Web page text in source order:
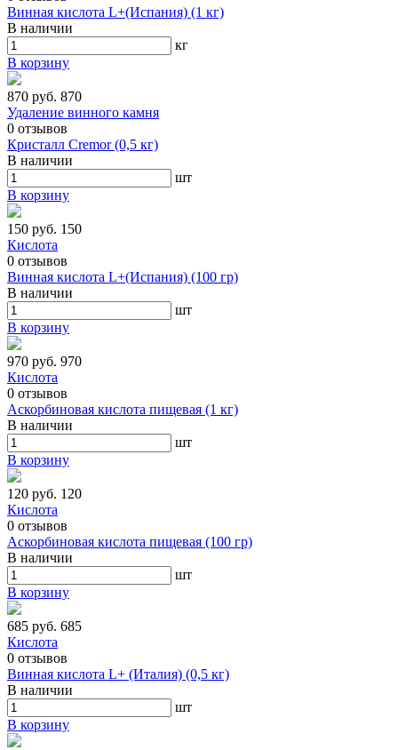
Винная кислота L+(Испания) (1 кг)
В наличии
кг
В корзину
870 руб. 870
Удаление винного камня
0 отзывов
Кристалл Cremor (0,5 кг)
В наличии
шт
В корзину
150 руб. 150
Кислота
0 отзывов
Винная кислота L+(Испания) (100 гр)
В наличии
шт
В корзину
970 руб. 970
Кислота
0 отзывов
Аскорбиновая кислота пищевая (1 кг)
В наличии
шт
В корзину
120 руб. 120
Кислота
0 отзывов
Аскорбиновая кислота пищевая (100 гр)
В наличии
шт
В корзину
685 руб. 685
Кислота
0 отзывов
Винная кислота L+ (Италия) (0,5 кг)
В наличии
шт
В корзину